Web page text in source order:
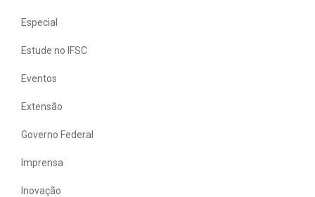
Especial
Estude no IFSC
Eventos
Extensão
Governo Federal
Imprensa
Inovação